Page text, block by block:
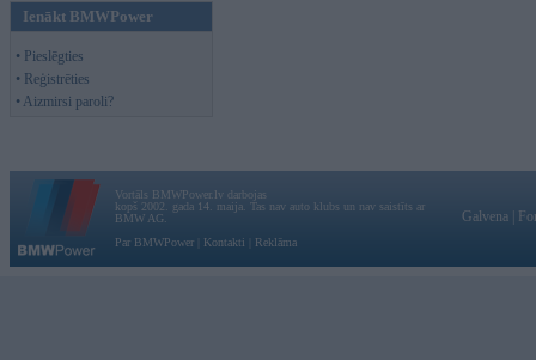
Ienākt BMWPower
• Pieslēgties
• Reģistrēties
• Aizmirsi paroli?
Vortāls BMWPower.lv darbojas
kopš 2002. gada 14. maija. Tas nav auto klubs un nav saistīts ar
BMW AG.
Par BMWPower
Kontakti Reklāma
Galvena